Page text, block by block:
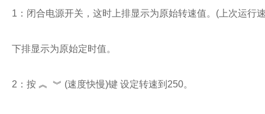
1 ：闭合电源开关，这时上排显示为原始转速值。 ( 上次运行
下排显示为原始定时值。
2 ：按 ︽ ︾ (速度快慢)键 设定转速到 250。